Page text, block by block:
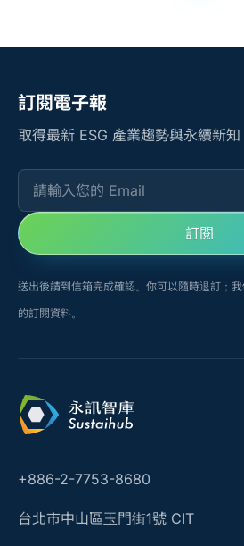
訂閱電子報
取得最新 ESG 產業趨勢與永續新知
請輸入您的 Email
訂閱
送出後請到信箱完成確認。你可以隨時退訂；
的訂閱資料。
+886-2-7753-8680
台北市中山區玉門街1號 CIT